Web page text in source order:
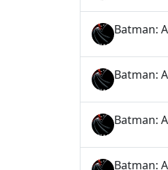
Batman:
Batman:
Batman:
Batman: